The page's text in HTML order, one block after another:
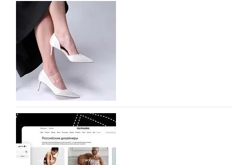
На участие в Московской неделе моды подано
На участие в седьмой Московской неделе моды, которая
октября, уже подано 1047 заявок. Примерно половину из
которых не были представлены в…
07.08.2026 757
BALLINA представит свои новинки на Euro
Компания BALLINA Guangzhou Lihuang Footwear Co.,
Гуанчжоу, столице моды Китая, является
разработку, производство и…